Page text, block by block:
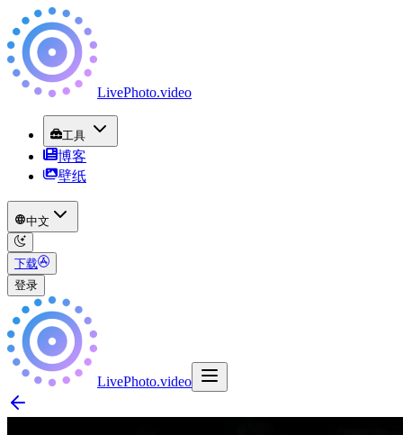
LivePhoto.video
工具
博客
壁纸
中文
下载
登录
LivePhoto.video